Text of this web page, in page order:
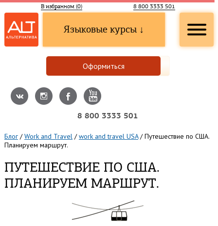
В избранном (0) 8 800 3333 501
Языковые курсы ↓
Оформиться
8 800 3333 501
Блог /Work and Travel /work and travel USA/Путешествие по США.
Планируем маршрут.
ПУТЕШЕСТВИЕ ПО США.
ПЛАНИРУЕМ МАРШРУТ.